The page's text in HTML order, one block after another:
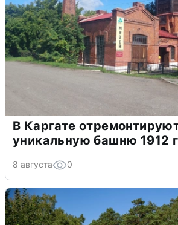
В Каргате
уникальную башню 1912
8 августа 0